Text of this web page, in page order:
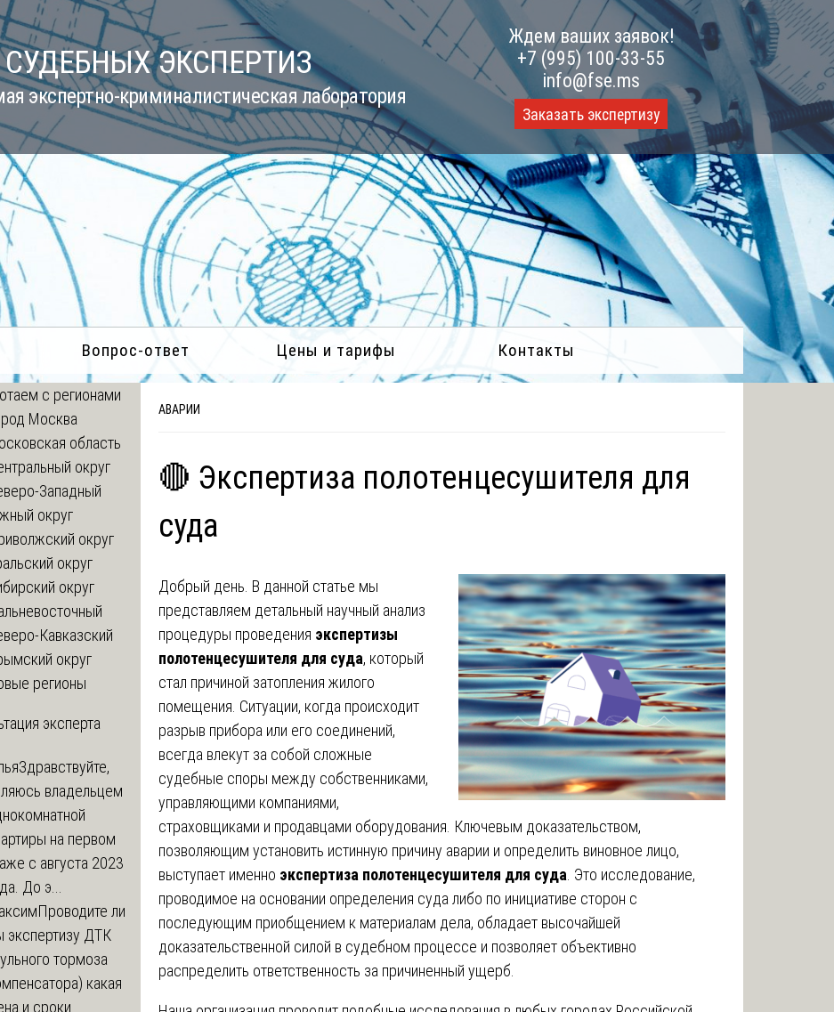
ЭКСПЕРТИЗ
экспертно-криминалистическая лаборатория
Ждем ваших заявок!
+7 (995) 100-33-55
info@fse.ms
Заказать экспертизу
Вопрос-ответ Цены и тарифы Контакты
АВАРИИ
🔴 Экспертиза полотенцесушителя для
суда
Добрый день. В данной статье мы
представляем детальный научный анализ
процедуры проведения экспертизы
полотенцесушителя для суда, который
стал причиной затопления жилого
помещения. Ситуации, когда происходит
разрыв прибора или его соединений,
всегда влекут за собой сложные
судебные споры между собственниками,
управляющими компаниями,
страховщиками и продавцами оборудования. Ключевым доказательством,
позволяющим установить истинную причину аварии и определить виновное лицо,
выступает именно экспертиза полотенцесушителя для суда . Это исследование,
проводимое на основании определения суда либо по инициативе сторон с
последующим приобщением к материалам дела, обладает высочайшей
доказательственной силой в судебном процессе и позволяет объективно
распределить ответственность за причиненный ущерб.
с регионами
Москва
область
округ
Западный
округ
округ
округ
округ
Кавказский
округ
регионы
эксперта
Здравствуйте,
владельцем
на первом
с августа 2023
До э...
Проводите ли
экспертизу ДТК
тормоза
какая
и сроки